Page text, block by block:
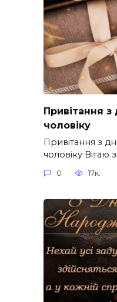
Привітання
чоловіку
Привітання з
чоловіку Вітаю
0 17к.